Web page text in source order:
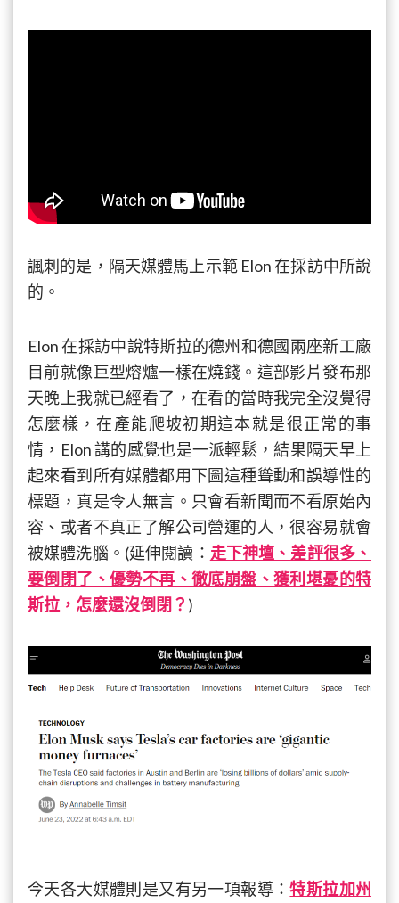
諷刺的是，隔天媒體馬上示範 Elon 在採訪中所說
的。
Elon 在採訪中說特斯拉的德州和德國兩座新工廠
目前就像巨型熔爐一樣在燒錢。這部影片發布那
天晚上我就已經看了，在看的當時我完全沒覺得
怎麼樣，在產能爬坡初期這本就是很正常的事
情，Elon 講的感覺也是一派輕鬆，結果隔天早上
起來看到所有媒體都用下圖這種聳動和誤導性的
標題，真是令人無言。只會看新聞而不看原始內
容、或者不真正了解公司營運的人，很容易就會
被媒體洗腦。(延伸閱讀： 走下神壇、差評很多、
要倒閉了、優勢不再、徹底崩盤、獲利堪憂的特
斯拉，怎麼還沒倒閉？ )
今天各大媒體則是又有另一項報導：特斯拉加州